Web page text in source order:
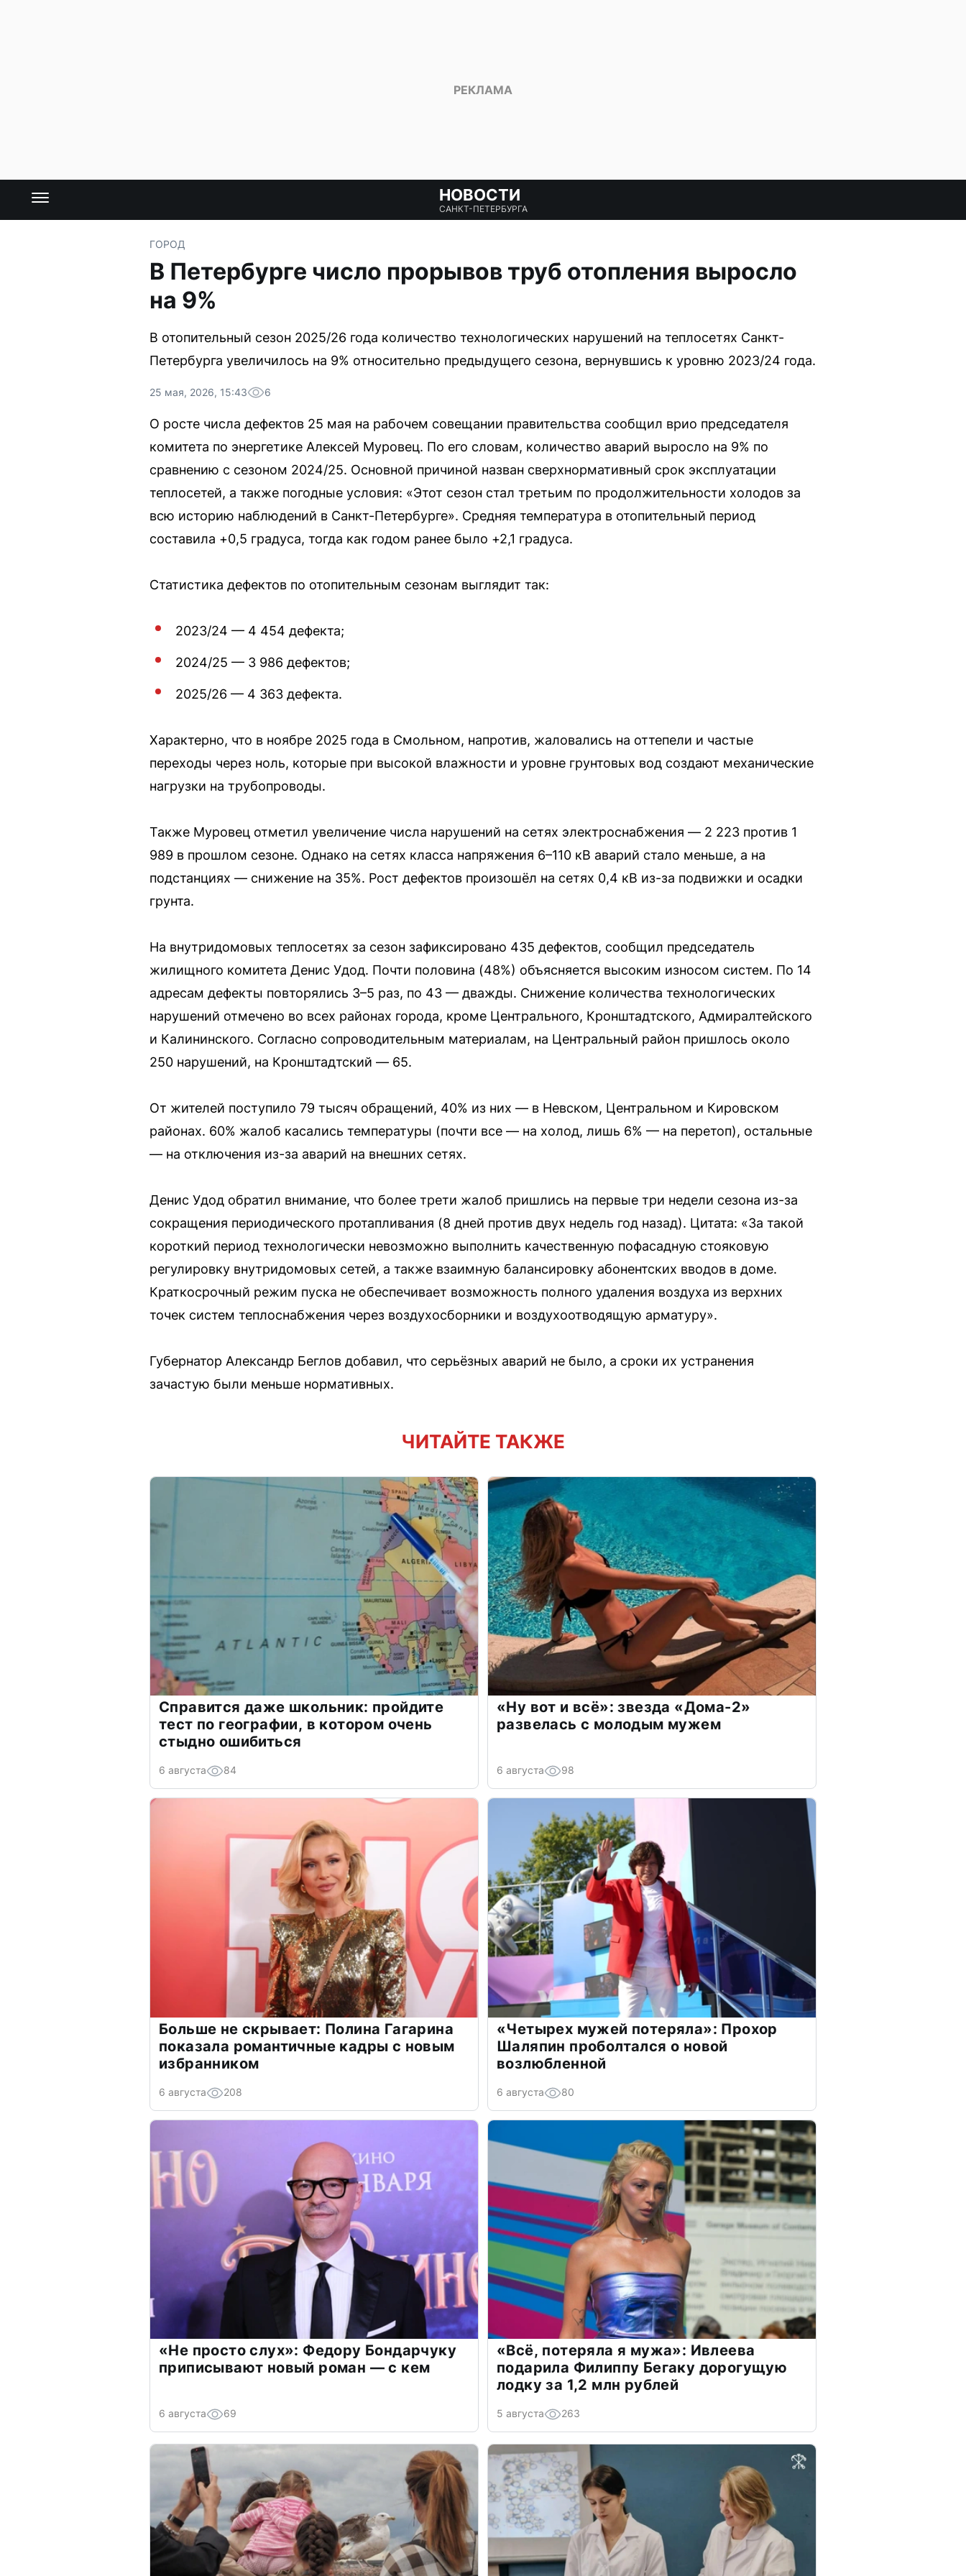
НОВОСТИ
САНКТ-ПЕТЕРБУРГА
ГОРОД
В Петербурге число прорывов труб отопления выросло
на 9%
В отопительный сезон 2025/26 года количество технологических нарушений на теплосетях Санкт-
Петербурга увеличилось на 9% относительно предыдущего сезона, вернувшись к уровню 2023/24 года.
25 мая, 2026, 15:43 6
О росте числа дефектов 25 мая на рабочем совещании правительства сообщил врио председателя
комитета по энергетике Алексей Муровец. По его словам, количество аварий выросло на 9% по
сравнению с сезоном 2024/25. Основной причиной назван сверхнормативный срок эксплуатации
теплосетей, а также погодные условия: «Этот сезон стал третьим по продолжительности холодов за
всю историю наблюдений в Санкт-Петербурге». Средняя температура в отопительный период
составила +0,5 градуса, тогда как годом ранее было +2,1 градуса.
Статистика дефектов по отопительным сезонам выглядит так:
2023/24 — 4 454 дефекта;
2024/25 — 3 986 дефектов;
2025/26 — 4 363 дефекта.
Характерно, что в ноябре 2025 года в Смольном, напротив, жаловались на оттепели и частые
переходы через ноль, которые при высокой влажности и уровне грунтовых вод создают механические
нагрузки на трубопроводы.
Также Муровец отметил увеличение числа нарушений на сетях электроснабжения — 2 223 против 1
989 в прошлом сезоне. Однако на сетях класса напряжения 6–110 кВ аварий стало меньше, а на
подстанциях — снижение на 35%. Рост дефектов произошёл на сетях 0,4 кВ из-за подвижки и осадки
грунта.
На внутридомовых теплосетях за сезон зафиксировано 435 дефектов, сообщил председатель
жилищного комитета Денис Удод. Почти половина (48%) объясняется высоким износом систем. По 14
адресам дефекты повторялись 3–5 раз, по 43 — дважды. Снижение количества технологических
нарушений отмечено во всех районах города, кроме Центрального, Кронштадтского, Адмиралтейского
и Калининского. Согласно сопроводительным материалам, на Центральный район пришлось около
250 нарушений, на Кронштадтский — 65.
От жителей поступило 79 тысяч обращений, 40% из них — в Невском, Центральном и Кировском
районах. 60% жалоб касались температуры (почти все — на холод, лишь 6% — на перетоп), остальные
— на отключения из-за аварий на внешних сетях.
Денис Удод обратил внимание, что более трети жалоб пришлись на первые три недели сезона из-за
сокращения периодического протапливания (8 дней против двух недель год назад). Цитата: «За такой
короткий период технологически невозможно выполнить качественную пофасадную стояковую
регулировку внутридомовых сетей, а также взаимную балансировку абонентских вводов в доме.
Краткосрочный режим пуска не обеспечивает возможность полного удаления воздуха из верхних
точек систем теплоснабжения через воздухосборники и воздухоотводящую арматуру».
Губернатор Александр Беглов добавил, что серьёзных аварий не было, а сроки их устранения
зачастую были меньше нормативных.
ЧИТАЙТЕ ТАКЖЕ
Справится даже школьник: пройдите
тест по географии, в котором очень
стыдно ошибиться
6 августа 84
«Ну вот и всё»: звезда «Дома-2»
развелась с молодым мужем
6 августа 98
Больше не скрывает: Полина Гагарина
показала романтичные кадры с новым
избранником
6 августа 208
«Четырех мужей потеряла»: Прохор
Шаляпин проболтался о новой
возлюбленной
6 августа 80
«Не просто слух»: Федору Бондарчуку
приписывают новый роман — с кем
6 августа 69
«Всё, потеряла я мужа»: Ивлеева
подарила Филиппу Бегаку дорогущую
лодку за 1,2 млн рублей
5 августа 263